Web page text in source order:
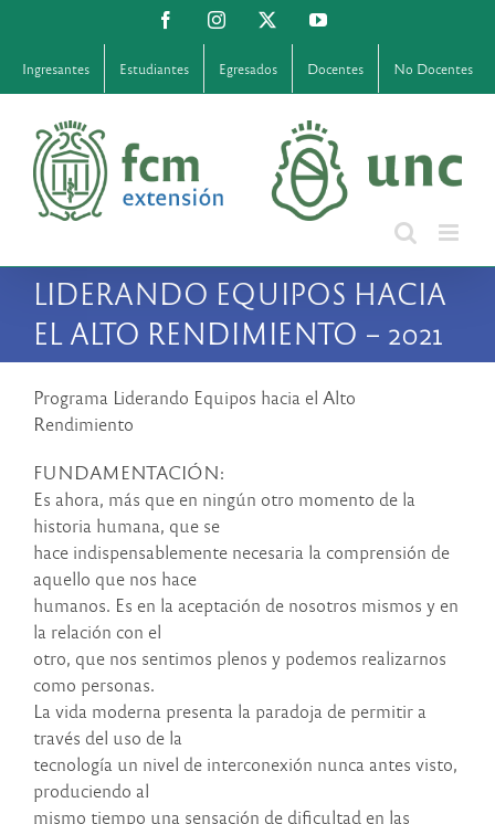
contenido
FacebookInstagram YouTube
Ingresantes Estudiantes Egresados Docentes No Docentes
LIDERANDO EQUIPOS HACIA
EL ALTO RENDIMIENTO – 2021
Programa Liderando Equipos hacia el Alto
Rendimiento
FUNDAMENTACIÓN:
Es ahora, más que en ningún otro momento de la
historia humana, que se
hace indispensablemente necesaria la comprensión de
aquello que nos hace
humanos. Es en la aceptación de nosotros mismos y en
la relación con el
otro, que nos sentimos plenos y podemos realizarnos
como personas.
La vida moderna presenta la paradoja de permitir a
través del uso de la
tecnología un nivel de interconexión nunca antes visto,
produciendo al
mismo tiempo una sensación de dificultad en las